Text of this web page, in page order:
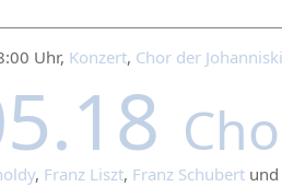
Uhr, Konzert, Chor der
, Franz Liszt, Franz Schubert und